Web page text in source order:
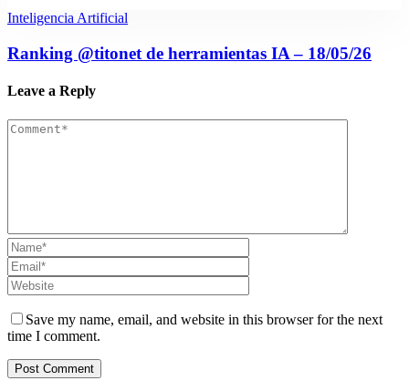
Inteligencia Artificial
Ranking @titonet de herramientas IA – 18/05/26
Leave a Reply
Save my name, email, and website in this browser for the next
time I comment.